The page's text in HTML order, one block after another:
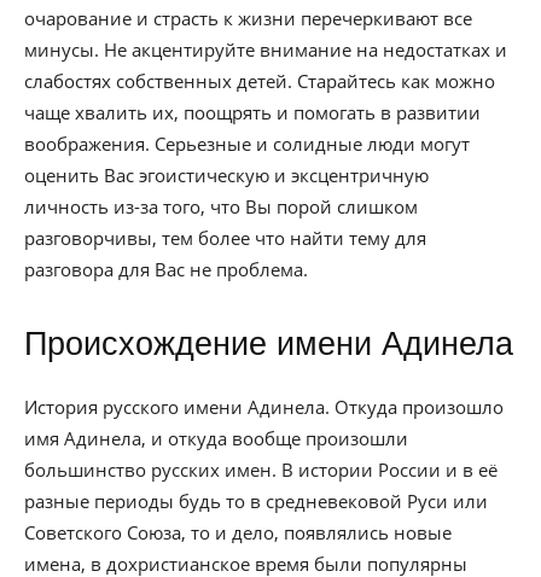
очарование и страсть к жизни перечеркивают все
минусы. Не акцентируйте внимание на недостатках и
слабостях собственных детей. Старайтесь как можно
чаще хвалить их, поощрять и помогать в развитии
воображения. Серьезные и солидные люди могут
оценить Вас эгоистическую и эксцентричную
личность из-за того, что Вы порой слишком
разговорчивы, тем более что найти тему для
разговора для Вас не проблема.
Происхождение имени Адинела
История русского имени Адинела. Откуда произошло
имя Адинела, и откуда вообще произошли
большинство русских имен. В истории России и в её
разные периоды будь то в средневековой Руси или
Советского Союза, то и дело, появлялись новые
имена, в дохристианское время были популярны